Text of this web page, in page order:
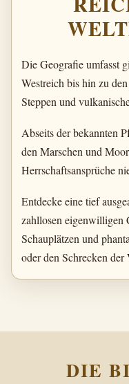
Die Geografie umfasst
Westreich bis hin zu
Steppen und
Abseits der bekannten
den Marschen und
Herrschaftsansprüche
Entdecke eine tief
zahllosen eigenwilligen
Schauplätzen und
oder den Schrecken der
DIE